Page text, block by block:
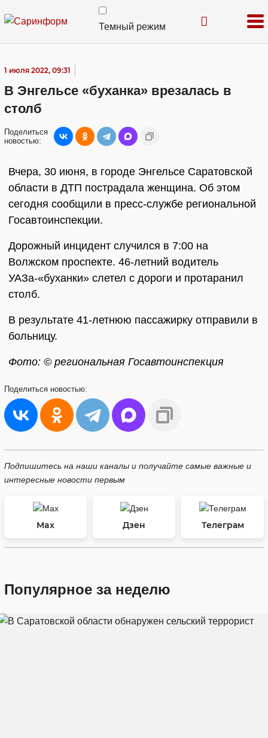
Темный режим
1 июля 2022, 09:31
В Энгельсе «буханка» врезалась в
столб
Поделиться
новостью:
Вчера, 30 июня, в городе Энгельсе Саратовской
области в ДТП пострадала женщина. Об этом
сегодня сообщили в пресс-службе региональной
Госавтоинспекции.
Дорожный инцидент случился в 7:00 на
Волжском проспекте. 46-летний водитель
УАЗа-«буханки» слетел с дороги и протаранил
столб.
В результате 41-летнюю пассажирку отправили в
больницу.
Фото: © региональная Госавтоинспекция
Поделиться новостью:
Подпишитесь на наши каналы и получайте самые важные и
интересные новости первым
Max Дзен Телеграм
Популярное за неделю